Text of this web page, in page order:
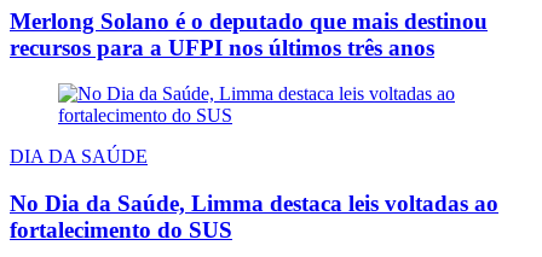
Merlong Solano é o deputado que mais destinou
recursos para a UFPI nos últimos três anos
DIA DA SAÚDE
No Dia da Saúde, Limma destaca leis voltadas ao
fortalecimento do SUS